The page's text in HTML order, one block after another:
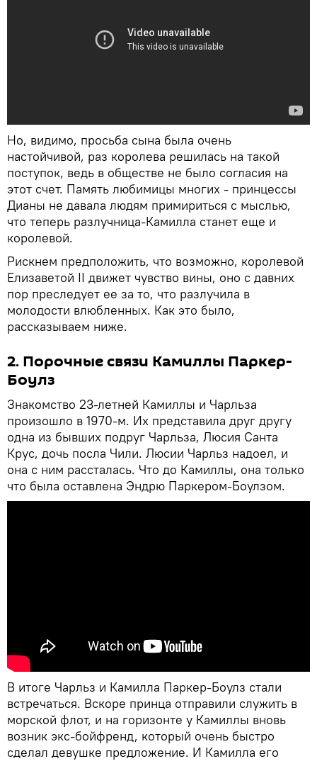
Но, видимо, просьба сына была очень
настойчивой, раз королева решилась на такой
поступок, ведь в обществе не было согласия на
этот счет. Память любимицы многих - принцессы
Дианы не давала людям примириться с мыслью,
что теперь разлучница-Камилла станет еще и
королевой.
Рискнем предположить, что возможно, королевой
Елизаветой II движет чувство вины, оно с давних
пор преследует ее за то, что разлучила в
молодости влюбленных. Как это было,
рассказываем ниже.
2. Порочные связи Камиллы Паркер-
Боулз
Знакомство 23-летней Камиллы и Чарльза
произошло в 1970-м. Их представила друг другу
одна из бывших подруг Чарльза, Люсия Санта
Крус, дочь посла Чили. Люсии Чарльз надоел, и
она с ним рассталась. Что до Камиллы, она только
что была оставлена Эндрю Паркером-Боулзом.
В итоге Чарльз и Камилла Паркер-Боулз стали
встречаться. Вскоре принца отправили служить в
морской флот, и на горизонте у Камиллы вновь
возник экс-бойфренд, который очень быстро
сделал девушке предложение. И Камилла его